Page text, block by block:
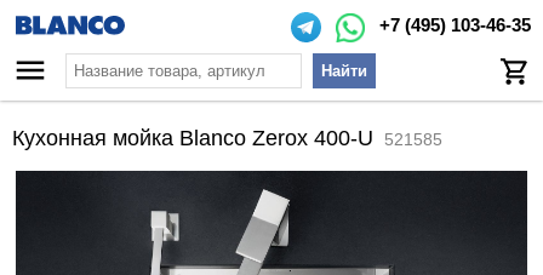
+7 (495) 103-46-35
Найти
Кухонная мойка Blanco Zerox 400-U 521585